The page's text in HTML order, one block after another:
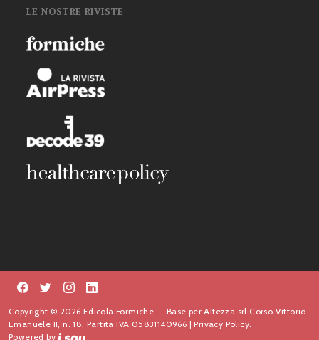
LE NOSTRE RIVISTE
Copyright © 2026 Edicola Formiche. – Base per Altezza srl Corso Vittorio
Emanuele II, n. 18, Partita IVA 05831140966 |Privacy Policy.
Powered by